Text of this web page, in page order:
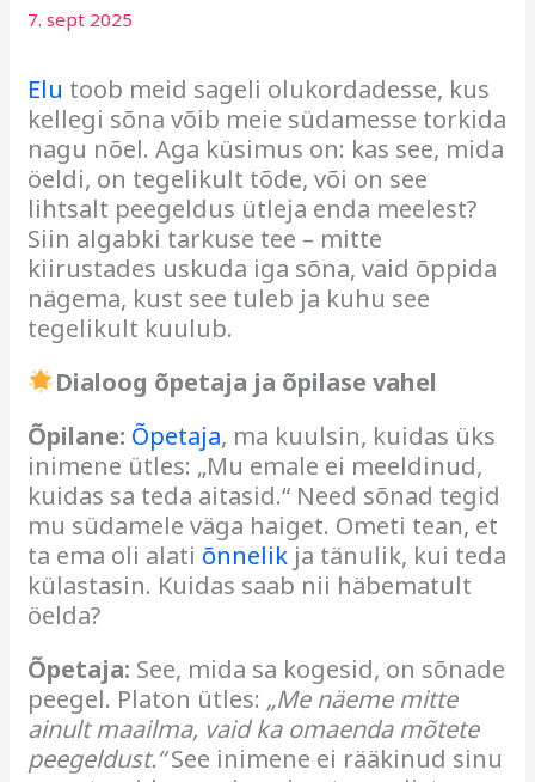
7. sept 2025
Elu toob meid sageli olukordadesse, kus
kellegi sõna võib meie südamesse torkida
nagu nõel. Aga küsimus on: kas see, mida
öeldi, on tegelikult tõde, või on see
lihtsalt peegeldus ütleja enda meelest?
Siin algabki tarkuse tee – mitte
kiirustades uskuda iga sõna, vaid õppida
nägema, kust see tuleb ja kuhu see
tegelikult kuulub.
Dialoog õpetaja ja õpilase vahel
Õpilane: Õpetaja, ma kuulsin, kuidas üks
inimene ütles: „Mu emale ei meeldinud,
kuidas sa teda aitasid.“ Need sõnad tegid
mu südamele väga haiget. Ometi tean, et
ta ema oli alati õnnelik ja tänulik, kui teda
külastasin. Kuidas saab nii häbematult
öelda?
Õpetaja: See, mida sa kogesid, on sõnade
peegel. Platon ütles: „Me näeme mitte
ainult maailma, vaid ka omaenda mõtete
peegeldust.“See inimene ei rääkinud sinu